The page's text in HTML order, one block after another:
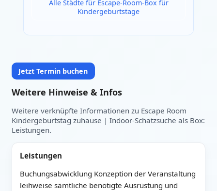
Alle Städte für Escape-Room-Box für
Kindergeburtstage
Heute Datum auswählen:
Jetzt Termin buchen
Weitere Hinweise & Infos
Weitere verknüpfte Informationen zu Escape Room
Kindergeburtstag zuhause | Indoor-Schatzsuche als Box:
Leistungen.
Leistungen
Buchungsabwicklung Konzeption der Veranstaltung
leihweise sämtliche benötigte Ausrüstung und